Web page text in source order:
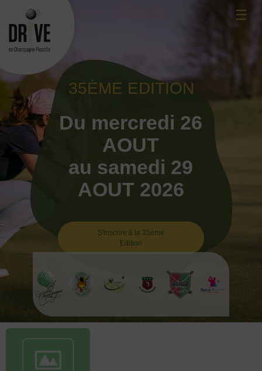
content
☰
35ÈME EDITION
Du mercredi 26
AOUT
au samedi 29
AOUT 2026
S'inscrire à la 35ème
Edition